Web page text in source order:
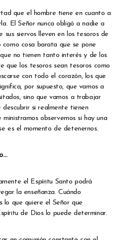
que el hombre tiene en cuanto a
El Señor nunca obligó a nadie a
sus siervos lleven en los tesoros de
como cosa barata que se pone
no tienen tanto interés y de los
que los tesoros sean tesoros como
con todo el corazón, los que
por supuesto, que vamos a
sino que vamos a trabajar
si realmente tienen
observemos si hay una
es el momento de detenernos.
el Espíritu Santo podrá
la enseñanza. Cuándo
lo que quiere el Señor que
de Dios lo puede determinar.